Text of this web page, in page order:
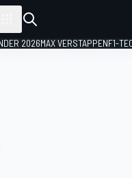
2026MAX VERSTAPPENF1-